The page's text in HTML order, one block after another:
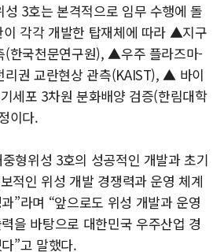
3호는 본격적으로 임무 수행에 돌
각각 개발한 탑재체에 따라 ▲지구
(한국천문연구원), ▲우주 플라즈마-
리권 교란현상 관측(KAIST), ▲ 바이
세포 3차원 분화배양 검증(한림대학
이다.
형위성 3호의 성공적인 개발과 초기
적인 위성 개발 경쟁력과 운영 체계
”라며 “앞으로도 위성 개발과 운영
을 바탕으로 대한민국 우주산업 경
”고 말했다.